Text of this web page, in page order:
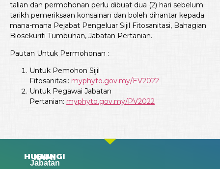
talian dan permohonan perlu dibuat dua (2) hari sebelum
tarikh pemeriksaan konsainan dan boleh dihantar kepada
mana-mana Pejabat Pengeluar Sijil Fitosanitasi, Bahagian
Biosekuriti Tumbuhan, Jabatan Pertanian.
Pautan Untuk Permohonan :
Untuk Pemohon Sijil
Fitosanitasi: myphyto.gov.my/EV2022
Untuk Pegawai Jabatan
Pertanian: myphyto.gov.my/PV2022
HUBUNGI KAMI
Jabatan